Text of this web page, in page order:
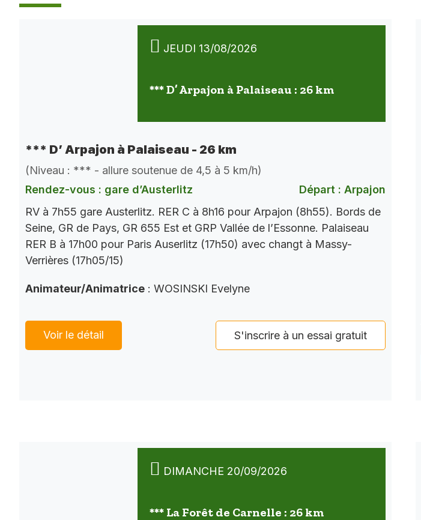
JEUDI 13/08/2026
*** D’ Arpajon à Palaiseau : 26 km
*** D’ Arpajon à Palaiseau - 26 km
(Niveau : *** - allure soutenue de 4,5 à 5 km/h)
Rendez-vous : gare d’Austerlitz
Départ : Arpajon
RV à 7h55 gare Austerlitz. RER C à 8h16 pour Arpajon (8h55). Bords de
Seine, GR de Pays, GR 655 Est et GRP Vallée de l’Essonne. Palaiseau
RER B à 17h00 pour Paris Auserlitz (17h50) avec changt à Massy-
Verrières (17h05/15)
Animateur/Animatrice : WOSINSKI Evelyne
Voir le détail S'inscrire à un essai gratuit
DIMANCHE 20/09/2026
*** La Forêt de Carnelle : 26 km